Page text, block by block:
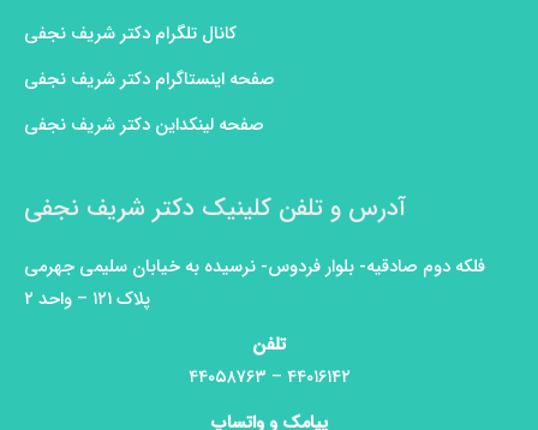
کانال تلگرام دکتر شریف نجفی
صفحه اینستاگرام دکتر شریف نجفی
صفحه لینکداین دکتر شریف نجفی
آدرس و تلفن کلینیک دکتر شریف نجفی
فلکه دوم صادقیه- بلوار فردوس- نرسیده به خیابان سلیمی جهرمی
پلاک ۱۲۱ – واحد ۲
تلفن
۴۴۰۱۶۱۴۲ – ۴۴۰۵۸۷۶۳
پیامک و واتساپ